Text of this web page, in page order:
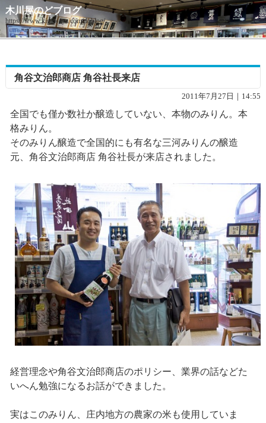
木川屋のどブログ
https://www.kigawaya.com/doblog/
角谷文治郎商店 角谷社長来店
2011年7月27日｜14:55
全国でも僅か数社か醸造していない、本物のみりん。本
格みりん。
そのみりん醸造で全国的にも有名な三河みりんの醸造
元、角谷文治郎商店 角谷社長が来店されました。
経営理念や角谷文治郎商店のポリシー、業界の話などた
いへん勉強になるお話ができました。
実はこのみりん、庄内地方の農家の米も使用していま